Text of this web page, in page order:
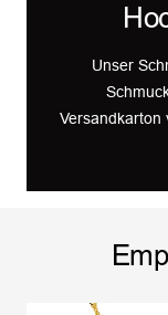
Unser
Versandkarton